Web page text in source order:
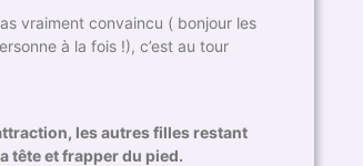
vraiment convaincu ( bonjour les
à la fois !), c’est au tour
les autres filles restant
tête et frapper du pied.